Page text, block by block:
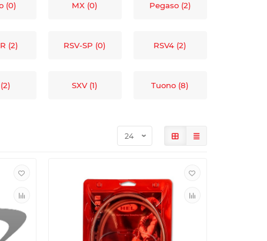
(0) MX (0) Pegaso (2)
(2) RSV-SP (0) RSV4 (2)
SXV (1) Tuono (8)